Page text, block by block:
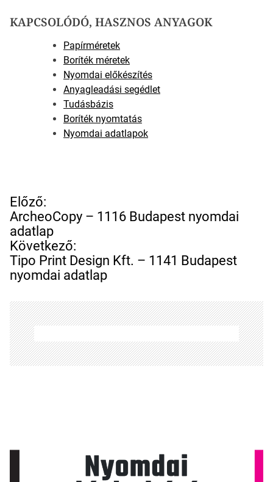
KAPCSOLÓDÓ, HASZNOS ANYAGOK
Papírméretek
Boríték méretek
Nyomdai előkészítés
Anyagleadási segédlet
Tudásbázis
Boríték nyomtatás
Nyomdai adatlapok
B
e
j
e
g
y
z
é
s
n
a
v
ó
Előző:
ArcheoCopy – 1116 Budapest nyomdai
adatlap
Következő:
Tipo Print Design Kft. – 1141 Budapest
nyomdai adatlap